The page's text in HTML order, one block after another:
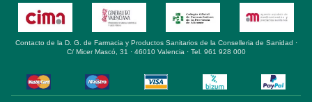
Contacto de la D. G. de Farmacia y Productos Sanitarios de la Conselleria de Sanidad ·
C/ Micer Mascó, 31 · 46010 Valencia · Tel. 961 928 000